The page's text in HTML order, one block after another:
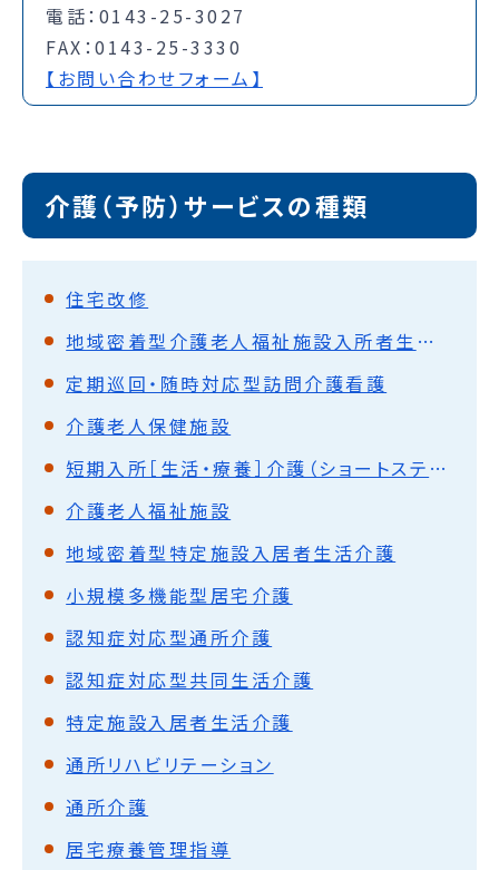
電話：0143-25-3027
FAX：0143-25-3330
【お問い合わせフォーム】
介護（予防）サービスの種類
住宅改修
地域密着型介護老人福祉施設入所者生活介護
定期巡回・随時対応型訪問介護看護
介護老人保健施設
短期入所［生活・療養］介護（ショートステイ）
介護老人福祉施設
地域密着型特定施設入居者生活介護
小規模多機能型居宅介護
認知症対応型通所介護
認知症対応型共同生活介護
特定施設入居者生活介護
通所リハビリテーション
通所介護
居宅療養管理指導